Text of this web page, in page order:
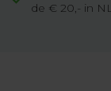
de € 20,- in